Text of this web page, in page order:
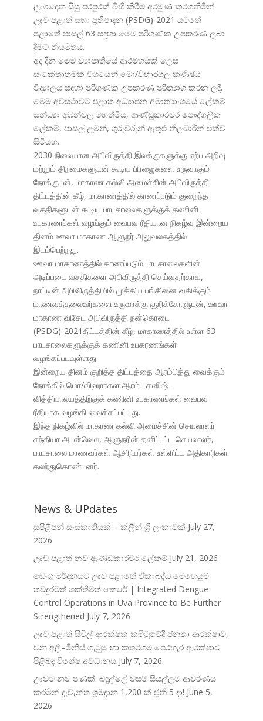
ලබාදෙන සිසු පරපුරක් බිහි කිරීම අරමුණ කරගනිමින්
ඌව පළාත් සභා ප්රතිපාදන (PSDG)-2021 යටතේ
පළාතේ පාසල් 63 සඳහා මෙම පරිගණක උපකරණ ලබා
දීමට නියමිතය.
අද දින මෙම ව්යාපෘතියේ ආරම්භයක් ලෙස
සංකේතාත්මක වශයෙන් මො/විහාරගල කණිෂ්ඨ
විද්යාලය සඳහා පරිගණක උපකරණ පරිත්යාග කරන ලදී.
මෙම අවස්ථාවට පළාත් අධ්යාපන අමාත්යාංශයේ ලේකම්
සන්ධ් යා අඹන්වල මහත්මිය, ආණ්ඩුකාරවර පෞද්ගලික
ලේකම්, පාසල් ළමුන්, ගුරුවරුන් ඇතුළු නිලධාරීන් එක්ව
සිටියහ.
2030 நிலையான அபிவிருத்தி இலக்குகளுக்கு ஏற்ப அறிவு
மற்றும் திறமைகளுடன் கூடிய பிரஜைகளை உருவாகும்
நோக்குடன், மாகாண கல்வி அமைச்சின் அபிவிருத்தி
திட்டத்தின் கீழ், மாகாணத்தில் காணப்படும் குறைந்த
வசதிகளுடன் கூடிய பாடசாலைகளுக்குக் கணினி
உபகரணங்கள் வழங்கும் வைபவ ரீதியான நிகழ்வு இன்றைய
தினம் ஊவா மாகாண ஆளுநர் அலுவலகத்தில்
இடம்பெற்றது.
ஊவா மாகாணத்தில் காணப்படும் பாடசாலைகளின்
அடிப்படை வசதிகளை அபிவிருத்தி செய்வதற்காக,
நாட்டின் அபிவிருத்தியில் முக்கிய பங்கினை வகிக்கும்
மாணவத்தலைவர்களை உருவாக்கு குறிக்கோளுடன், ஊவா
மாகாண விசேட அபிவிருத்தி நன்கொடை
(PSDG)-2021திட்டத்தின் கீழ், மாகாணத்தில் உள்ள 63
பாடசாலைகளுக்குக் கணினி உபகரணங்கள்
வழங்கப்படவுள்ளது.
இன்றைய தினம் குறித்த திட்டத்தை ஆரம்பித்து வைக்கும்
நோக்கில் மொ/விஹாரகள ஆரம்ப கனிஷ்ட
வித்தியாலயத்திற்குக் கணினி உபகரணங்கள் வைபவ
ரீதியாக வழங்கி வைக்கப்பட்டது.
இந்த நிகழ்வில் மாகாண கல்வி அமைச்சின் செயலாளர்
சந்தியா அபன்வெல, ஆளுநரின் தனிப்பட்ட செயலாளர்,
பாடசாலை மாணவர்கள் ஆசிரியர்கள் உள்ளிட்ட அதிகாரிகள்
கலந்துகொண்டனர்.
News & UPdates
සුපිළිපන් සංස්කෘතියක් – ක්ලීන් ශ්‍රී ලංකාවක් July 27,
2026
ඌව පළාත් නව ආණ්ඩුකාරවර ලේකම් July 21, 2026
ඩෙංගු මර්දනයට ඌව පළාතේ ඒකාබද්ධ මෙහෙයුම්
තවදුරටත් ශක්තිමත් කෙරේ | Integrated Dengue
Control Operations in Uva Province to Be Further
Strengthened July 7, 2026
ඌව පළාත් සිවිල් ආරක්ෂක කමිටුවේදී ජනතා ආරක්ෂාව,
වන අලි–මිනිස් ගැටුම හා කතරගම පෙරහැර ආරක්ෂාව
පිළිබඳ විශේෂ අවධානය July 7, 2026
ඌවට නව පණක්: බදුල්ලේ වසම් සියල්ලම ආවරණය
කරමින් දැවැන්ත ශ්‍රමදාන 1,200 ක් ජූනි 5 දා! June 5,
2026